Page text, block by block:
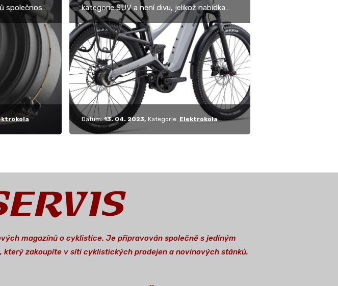
společnosti
kategorie SUV a není divu, jelikož nabídka
jejich elektrokol do terénu je už poměrně
ucelená a SUV…
Datum: 13. 04. 2023 Kategorie: Elektrokola
magazínů o cyklistice. Je připravován společně s jediným
který zakoupíte v síti cyklistických prodejen a novinových stánků.